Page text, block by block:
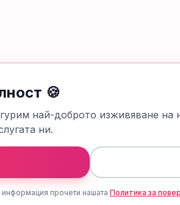
🍪
най-доброто изживяване
ни.
прочети нашата Политика за